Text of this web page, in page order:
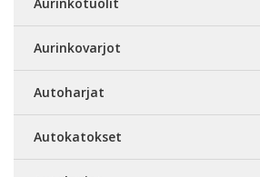
Aurinkovarjot
Autoharjat
Autokatokset